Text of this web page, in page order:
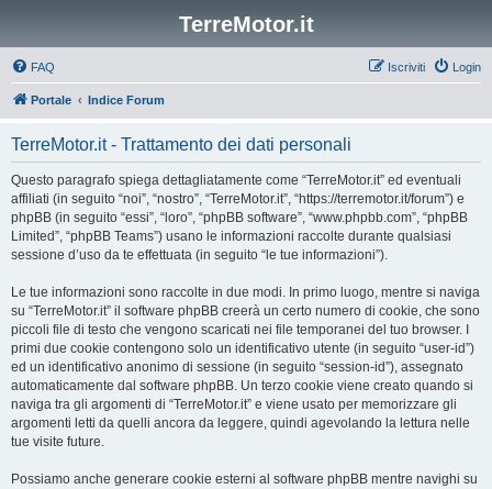
TerreMotor.it
FAQ Login
Iscriviti
Portale Indice Forum
TerreMotor.it - Trattamento dei dati personali
Questo paragrafo spiega dettagliatamente come “TerreMotor.it” ed eventuali
affiliati (in seguito “noi”, “nostro”, “TerreMotor.it”, “https://terremotor.it/forum”) e
phpBB (in seguito “essi”, “loro”, “phpBB software”, “www.phpbb.com”, “phpBB
Limited”, “phpBB Teams”) usano le informazioni raccolte durante qualsiasi
sessione d’uso da te effettuata (in seguito “le tue informazioni”).
Le tue informazioni sono raccolte in due modi. In primo luogo, mentre si naviga
su “TerreMotor.it” il software phpBB creerà un certo numero di cookie, che sono
piccoli file di testo che vengono scaricati nei file temporanei del tuo browser. I
primi due cookie contengono solo un identificativo utente (in seguito “user-id”)
ed un identificativo anonimo di sessione (in seguito “session-id”), assegnato
automaticamente dal software phpBB. Un terzo cookie viene creato quando si
naviga tra gli argomenti di “TerreMotor.it” e viene usato per memorizzare gli
argomenti letti da quelli ancora da leggere, quindi agevolando la lettura nelle
tue visite future.
Possiamo anche generare cookie esterni al software phpBB mentre navighi su